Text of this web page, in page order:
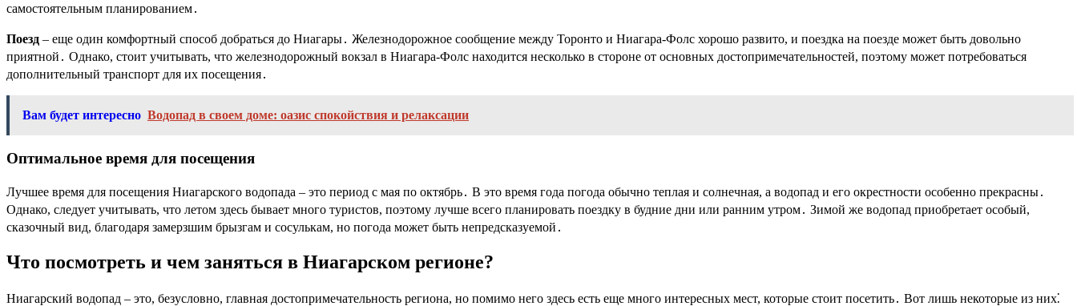
самостоятельным планированием․
Поезд – еще один комфортный способ добраться до Ниагары․ Железнодорожное сообщение между Торонто и Ниагара-Фолс хорошо развито, и поездка на поезде может быть довольно
приятной․ Однако, стоит учитывать, что железнодорожный вокзал в Ниагара-Фолс находится несколько в стороне от основных достопримечательностей, поэтому может потребоваться
дополнительный транспорт для их посещения․
Вам будет интересно Водопад в своем доме: оазис спокойствия и релаксации
Оптимальное время для посещения
Лучшее время для посещения Ниагарского водопада – это период с мая по октябрь․ В это время года погода обычно теплая и солнечная, а водопад и его окрестности особенно прекрасны․
Однако, следует учитывать, что летом здесь бывает много туристов, поэтому лучше всего планировать поездку в будние дни или ранним утром․ Зимой же водопад приобретает особый,
сказочный вид, благодаря замерзшим брызгам и сосулькам, но погода может быть непредсказуемой․
Что посмотреть и чем заняться в Ниагарском регионе?
Ниагарский водопад – это, безусловно, главная достопримечательность региона, но помимо него здесь есть еще много интересных мест, которые стоит посетить․ Вот лишь некоторые из них⁚